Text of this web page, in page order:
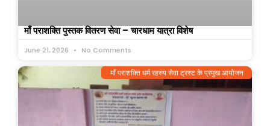
माँ पराशक्ति पुस्तक वितरण सेवा – चारधाम यात्रा विशेष
June 21, 2026 No Comments
माँ पराशक्ति धर्म रहस्य सेवा ट्रस्ट के प्रमुख आयोजन